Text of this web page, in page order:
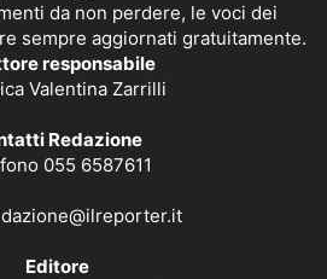
da non perdere, le voci dei
sempre aggiornati gratuitamente.
responsabile
Valentina Zarrilli
Redazione
055 6587611
Editore